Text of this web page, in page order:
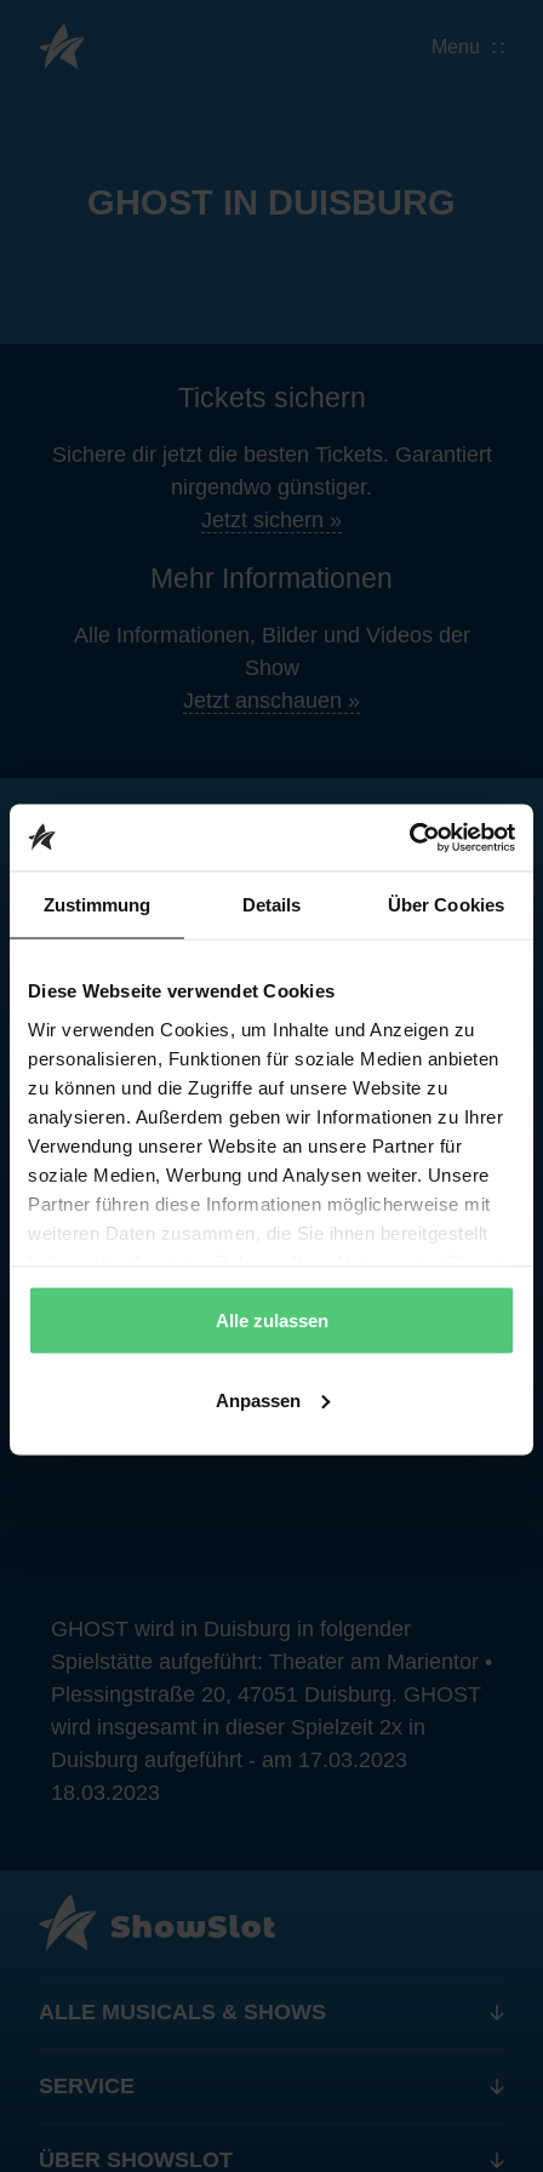
Zustimmung Details Über Cookies
Diese Webseite verwendet Cookies
Wir verwenden Cookies, um Inhalte und Anzeigen zu
personalisieren, Funktionen für soziale Medien anbieten
zu können und die Zugriffe auf unsere Website zu
analysieren. Außerdem geben wir Informationen zu Ihrer
Verwendung unserer Website an unsere Partner für
soziale Medien, Werbung und Analysen weiter. Unsere
Partner führen diese Informationen möglicherweise mit
weiteren Daten zusammen, die Sie ihnen bereitgestellt
gesammelt haben.
Alle zulassen
Anpassen
Menu
GHOST IN DUISBURG
Tickets sichern
Sichere dir jetzt die besten Tickets. Garantiert
nirgendwo günstiger.
Jetzt sichern »
Mehr Informationen
Alle Informationen, Bilder und Videos der
Show
Jetzt anschauen »
JETZT TICKETS SICHERN
Ohne Gebühren und nirgendwo günstiger
GHOST wird in Duisburg in folgender
Spielstätte aufgeführt: Theater am Marientor •
Plessingstraße 20, 47051 Duisburg. GHOST
wird insgesamt in dieser Spielzeit 2x in
Duisburg aufgeführt - am 17.03.2023
18.03.2023
ALLE MUSICALS & SHOWS
SERVICE
ÜBER SHOWSLOT